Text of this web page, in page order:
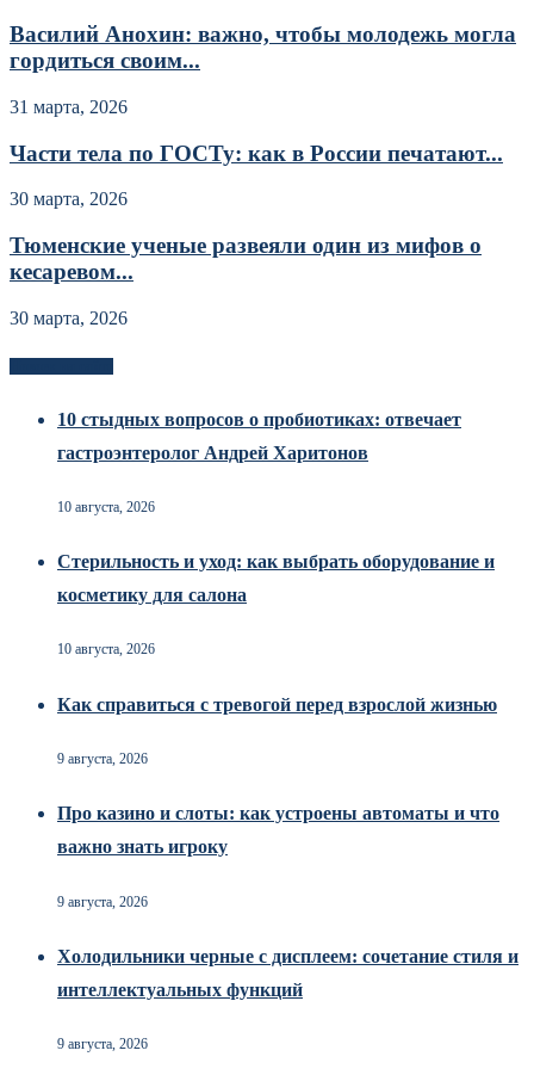
Василий Анохин: важно, чтобы молодежь могла
гордиться своим...
31 марта, 2026
Части тела по ГОСТу: как в России печатают...
30 марта, 2026
Тюменские ученые развеяли один из мифов о
кесаревом...
30 марта, 2026
10 стыдных вопросов о пробиотиках: отвечает
гастроэнтеролог Андрей Харитонов
10 августа, 2026
Стерильность и уход: как выбрать оборудование и
косметику для салона
10 августа, 2026
Как справиться с тревогой перед взрослой жизнью
9 августа, 2026
Про казино и слоты: как устроены автоматы и что
важно знать игроку
9 августа, 2026
Холодильники черные с дисплеем: сочетание стиля и
интеллектуальных функций
9 августа, 2026